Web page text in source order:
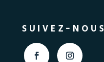
SUIVEZ-NOUS